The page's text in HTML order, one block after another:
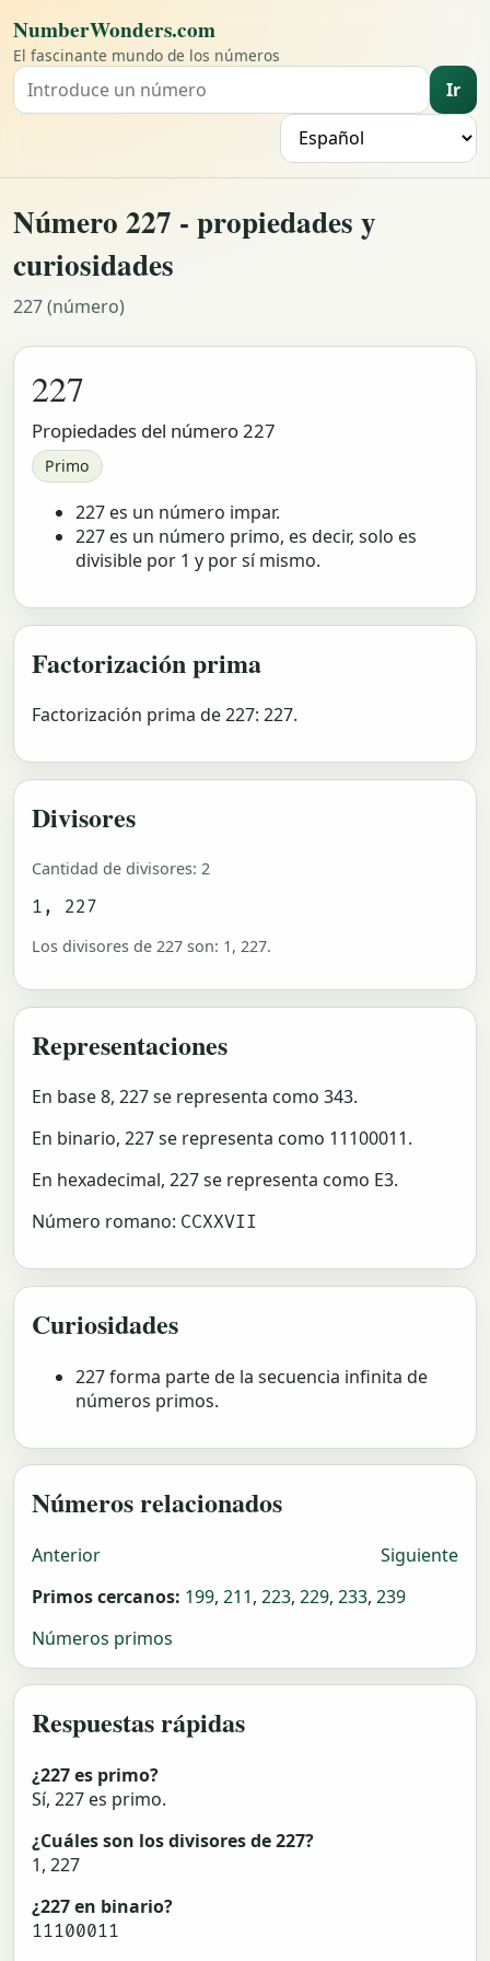
NumberWonders.com
El fascinante mundo de los números
Buscar un número Ir
Número 227 - propiedades y
curiosidades
227 (número)
227
Propiedades del número 227
Primo
227 es un número impar.
227 es un número primo, es decir, solo es
divisible por 1 y por sí mismo.
Factorización prima
Factorización prima de 227: 227.
Divisores
Cantidad de divisores: 2
1, 227
Los divisores de 227 son: 1, 227.
Representaciones
En base 8, 227 se representa como 343.
En binario, 227 se representa como 11100011.
En hexadecimal, 227 se representa como E3.
Número romano: CCXXVII
Curiosidades
227 forma parte de la secuencia infinita de
números primos.
Números relacionados
Anterior
Siguiente
Primos cercanos: 199, 211, 223, 229, 233, 239
Números primos
Respuestas rápidas
¿227 es primo?
Sí, 227 es primo.
¿Cuáles son los divisores de 227?
1, 227
¿227 en binario?
11100011